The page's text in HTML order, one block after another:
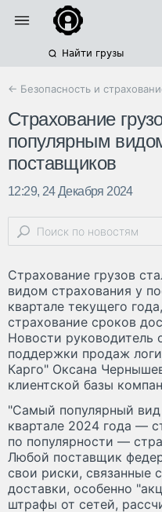
Найти грузы
← Безопасность и
Страхование
популярным
поставщиков
12:29, 24 Декабря 2024
Страхование грузов
видом страхования у
квартале текущего
страхование сроков
Новости руководитель
поддержки продаж
Карго" Оксана
клиентской базы
"Самый популярный
квартале 2024 года —
по популярности —
Любой поставщик
свои риски, связанные
доставки, особенно
штрафы от сетей,